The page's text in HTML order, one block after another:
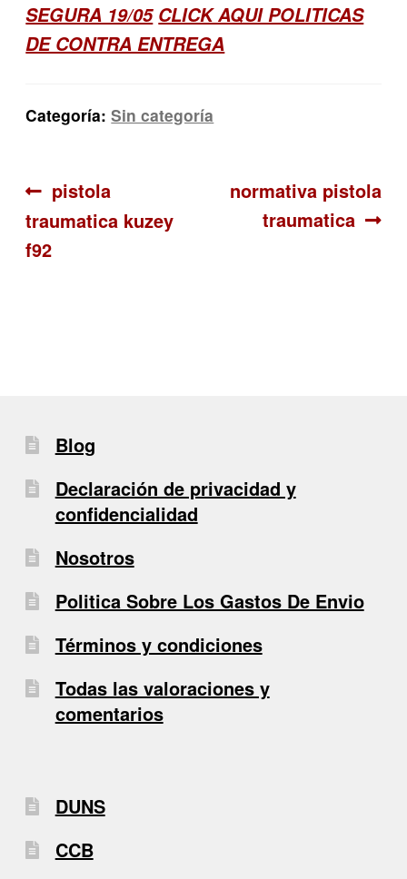
SEGURA 19/05 CLICK AQUI POLITICAS
DE CONTRA ENTREGA
Categoría:Sin categoría
Navegación
de
Anterior:
pistola
traumatica kuzey
f92
Siguiente:
normativa pistola
traumatica
Blog
Declaración de privacidad y
confidencialidad
Nosotros
Politica Sobre Los Gastos De Envio
Términos y condiciones
Todas las valoraciones y
comentarios
DUNS
CCB